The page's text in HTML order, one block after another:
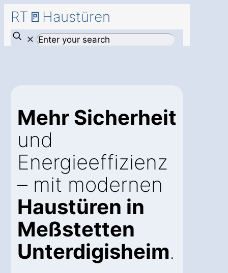
RT🚪Haustüren
✕
Mehr Sicherheit
und
Energieeffizienz
– mit modernen
Haustüren in
Meßstetten
Unterdigisheim.